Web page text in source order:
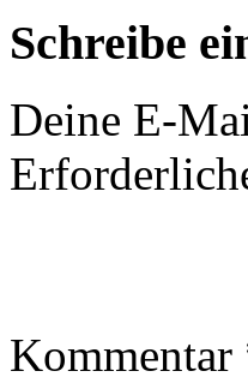
Schreibe
Deine E-
Kommentar